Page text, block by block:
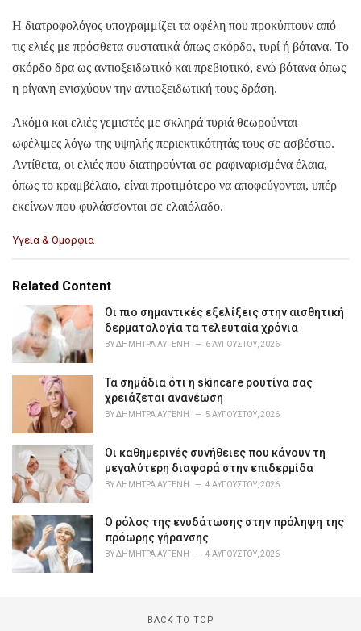
Η διατροφολόγος υπογραμμίζει τα οφέλη που προκύπτουν από
τις ελιές με πρόσθετα συστατικά όπως σκόρδο, τυρί ή βότανα. Το
σκόρδο δρα ως αντιοξειδωτικό και πρεβιοτικό, ενώ βότανα όπως
η ρίγανη ενισχύουν την αντιοξειδωτική τους δράση.
Ακόμα και ελιές γεμιστές με σκληρά τυριά θεωρούνται
ωφέλιμες λόγω της υψηλής περιεκτικότητάς τους σε ασβέστιο.
Αντίθετα, οι ελιές που διατηρούνται σε ραφιναρισμένα έλαια,
όπως το κραμβέλαιο, είναι προτιμότερο να αποφεύγονται, υπέρ
εκείνων που φυλάσσονται σε ελαιόλαδο.
C
e
i
e
Υγεια & Ομορφια
Related Content
Οι πιο σημαντικές εξελίξεις στην αισθητική
δερματολογία τα τελευταία χρόνια
BYΔΉΜΗΤΡΑ ΑΥΓΈΝΗ 6 ΑΥΓΟΎΣΤΟΥ, 2026
Τα σημάδια ότι η skincare ρουτίνα σας
χρειάζεται ανανέωση
BYΔΉΜΗΤΡΑ ΑΥΓΈΝΗ 5 ΑΥΓΟΎΣΤΟΥ, 2026
Οι καθημερινές συνήθειες που κάνουν τη
μεγαλύτερη διαφορά στην επιδερμίδα
BYΔΉΜΗΤΡΑ ΑΥΓΈΝΗ 4 ΑΥΓΟΎΣΤΟΥ, 2026
Ο ρόλος της ενυδάτωσης στην πρόληψη της
πρόωρης γήρανσης
BYΔΉΜΗΤΡΑ ΑΥΓΈΝΗ 4 ΑΥΓΟΎΣΤΟΥ, 2026
BACK TO TOP